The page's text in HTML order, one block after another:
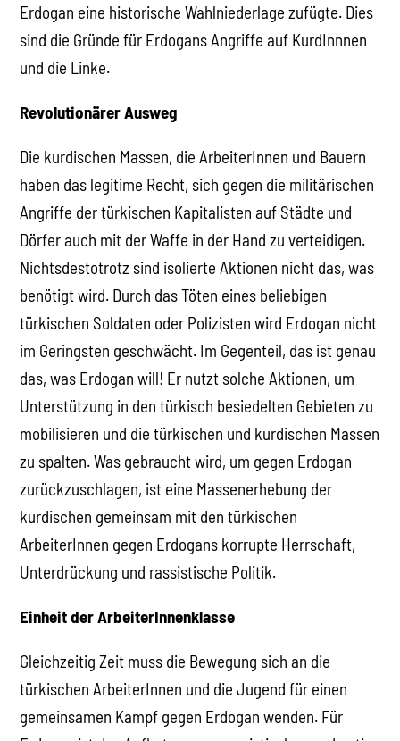
Erdogan eine historische Wahlniederlage zufügte. Dies
sind die Gründe für Erdogans Angriffe auf KurdInnnen
und die Linke.
Revolutionärer Ausweg
Die kurdischen Massen, die ArbeiterInnen und Bauern
haben das legitime Recht, sich gegen die militärischen
Angriffe der türkischen Kapitalisten auf Städte und
Dörfer auch mit der Waffe in der Hand zu verteidigen.
Nichtsdestotrotz sind isolierte Aktionen nicht das, was
benötigt wird. Durch das Töten eines beliebigen
türkischen Soldaten oder Polizisten wird Erdogan nicht
im Geringsten geschwächt. Im Gegenteil, das ist genau
das, was Erdogan will! Er nutzt solche Aktionen, um
Unterstützung in den türkisch besiedelten Gebieten zu
mobilisieren und die türkischen und kurdischen Massen
zu spalten. Was gebraucht wird, um gegen Erdogan
zurückzuschlagen, ist eine Massenerhebung der
kurdischen gemeinsam mit den türkischen
ArbeiterInnen gegen Erdogans korrupte Herrschaft,
Unterdrückung und rassistische Politik.
Einheit der ArbeiterInnenklasse
Gleichzeitig Zeit muss die Bewegung sich an die
türkischen ArbeiterInnen und die Jugend für einen
gemeinsamen Kampf gegen Erdogan wenden. Für